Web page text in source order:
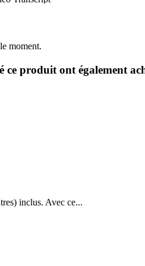
moment.
ce produit ont également
inclus. Avec ce...